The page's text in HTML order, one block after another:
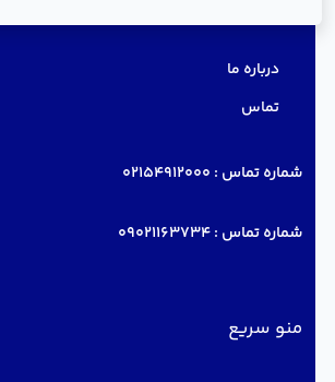
درباره ما
تماس
شماره تماس : 02154912000
شماره تماس :09021163734
منو سریع